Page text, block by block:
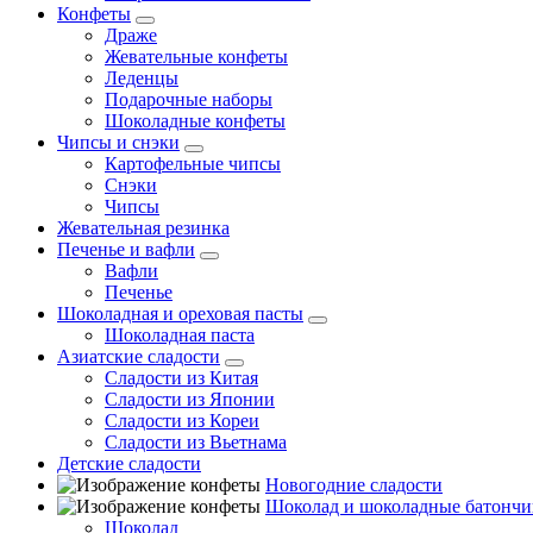
Конфеты
Драже
Жевательные конфеты
Леденцы
Подарочные наборы
Шоколадные конфеты
Чипсы и снэки
Картофельные чипсы
Снэки
Чипсы
Жевательная резинка
Печенье и вафли
Вафли
Печенье
Шоколадная и ореховая пасты
Шоколадная паста
Азиатские сладости
Сладости из Китая
Сладости из Японии
Сладости из Кореи
Сладости из Вьетнама
Детские сладости
Новогодние сладости
Шоколад и шоколадные
Шоколад